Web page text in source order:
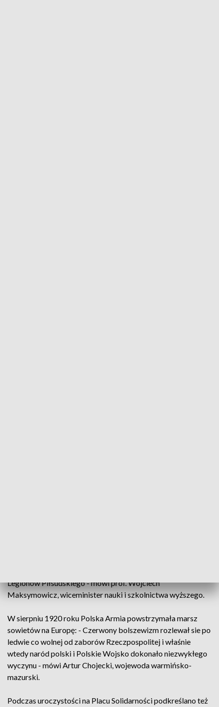
Legionów Piłsudskiego - mówi prof. Wojciech
Maksymowicz, wiceminister nauki i szkolnictwa wyższego.
W sierpniu 1920 roku Polska Armia powstrzymała marsz
sowietów na Europę: - Czerwony bolszewizm rozlewał sie po
ledwie co wolnej od zaborów Rzeczpospolitej i właśnie
wtedy naród polski i Polskie Wojsko dokonało niezwykłego
wyczynu - mówi Artur Chojecki, wojewoda warmińsko-
mazurski.
Podczas uroczystości na Placu Solidarności podkreślano też